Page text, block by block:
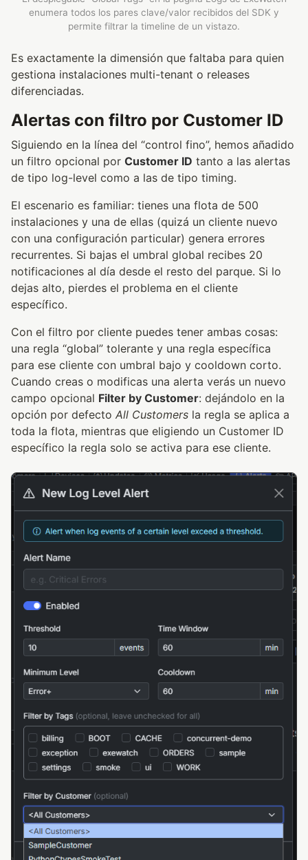
enumera todos los pares clave/valor recibidos del SDK y
permite filtrar la timeline de un vistazo.
Es exactamente la dimensión que faltaba para quien
gestiona instalaciones multi-tenant o releases
diferenciadas.
Alertas con filtro por Customer ID
Siguiendo en la línea del “control fino”, hemos añadido
un filtro opcional por Customer ID tanto a las alertas
de tipo log-level como a las de tipo timing.
El escenario es familiar: tienes una flota de 500
instalaciones y una de ellas (quizá un cliente nuevo
con una configuración particular) genera errores
recurrentes. Si bajas el umbral global recibes 20
notificaciones al día desde el resto del parque. Si lo
dejas alto, pierdes el problema en el cliente
específico.
Con el filtro por cliente puedes tener ambas cosas:
una regla “global” tolerante y una regla específica
para ese cliente con umbral bajo y cooldown corto.
Cuando creas o modificas una alerta verás un nuevo
campo opcional Filter by Customer: dejándolo en la
opción por defecto All Customers la regla se aplica a
toda la flota, mientras que eligiendo un Customer ID
específico la regla solo se activa para ese cliente.